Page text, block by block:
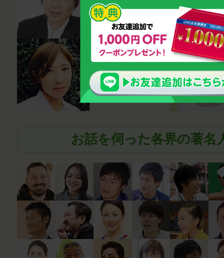
鈴木雅幸
薬剤師
笹尾真波
お話を伺った各界の著名